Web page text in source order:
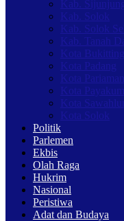
Kab.
Kab. Solok
Kab. Solok
Kab. Tanah
Kota
Kota Padang
Kota Pariaman
Kota
Kota
Kota Solok
Politik
Parlemen
Ekbis
Olah Raga
Hukrim
Nasional
Peristiwa
Adat dan Budaya